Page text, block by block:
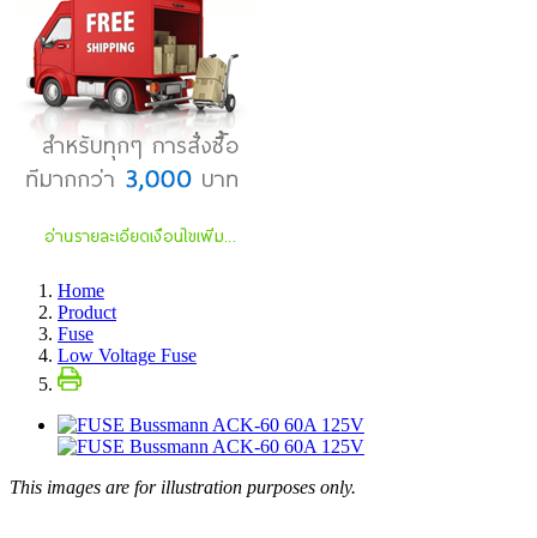
Home
Product
Fuse
Low Voltage Fuse
This images are for illustration purposes only.